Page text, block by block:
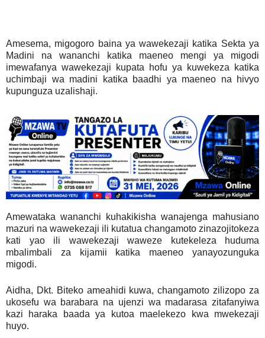
Amesema, migogoro baina ya wawekezaji katika Sekta ya
Madini na wananchi katika maeneo mengi ya migodi
imewafanya wawekezaji kupata hofu ya kuwekeza katika
uchimbaji wa madini katika baadhi ya maeneo na hivyo
kupunguza uzalishaji.
Amewataka wananchi kuhakikisha wanajenga mahusiano
mazuri na wawekezaji ili kutatua changamoto zinazojitokeza
kati yao ili wawekezaji waweze kutekeleza huduma
mbalimbali za kijamii katika maeneo yanayozunguka
migodi.
Aidha, Dkt. Biteko ameahidi kuwa, changamoto zilizopo za
ukosefu wa barabara na ujenzi wa madarasa zitafanyiwa
kazi haraka baada ya kutoa maelekezo kwa mwekezaji
huyo.